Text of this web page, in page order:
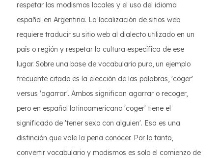
respetar los modismos locales y el uso del idioma
español en Argentina. La localización de sitios web
requiere traducir su sitio web al dialecto utilizado en un
país o región y respetar la cultura específica de ese
lugar. Sobre una base de vocabulario puro, un ejemplo
frecuente citado es la elección de las palabras, 'coger'
versus 'agarrar'. Ambos significan agarrar o recoger,
pero en español latinoamericano 'coger' tiene el
significado de 'tener sexo con alguien'. Esa es una
distinción que vale la pena conocer. Por lo tanto,
convertir vocabulario y modismos es solo el comienzo de